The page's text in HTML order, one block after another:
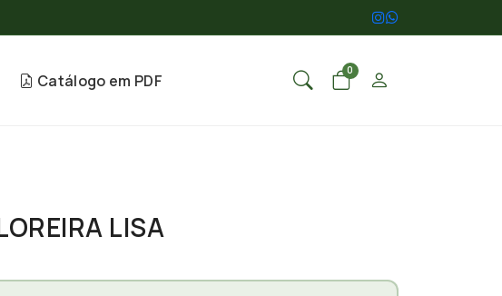
Catálogo em PDF
0
LISA